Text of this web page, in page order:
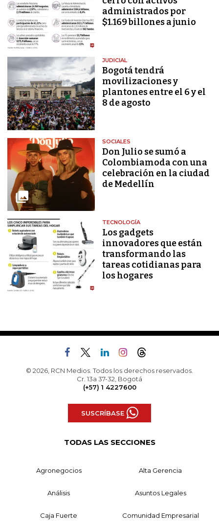
administrados por
$1.169 billones a junio
JUDICIAL
Bogotá tendrá
movilizaciones y
plantones entre el 6 y el
8 de agosto
SOCIALES
Don Julio se sumó a
Colombiamoda con una
celebración en la ciudad
de Medellín
TECNOLOGÍA
Los gadgets
innovadores que están
transformando las
tareas cotidianas para
los hogares
© 2026, RCN Medios. Todos los derechos reservados.
Cr. 13a 37-32, Bogotá
(+57) 1 4227600
SUSCRÍBASE
TODAS LAS SECCIONES
Agronegocios Alta Gerencia
Análisis Asuntos Legales
Caja Fuerte Comunidad Empresarial